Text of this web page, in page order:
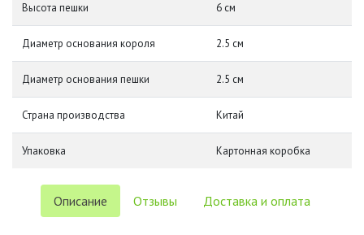
Высота пешки 6 см
Диаметр основания короля 2.5 см
Диаметр основания пешки 2.5 см
Страна производства Китай
Упаковка Картонная коробка
Описание Отзывы Доставка и оплата